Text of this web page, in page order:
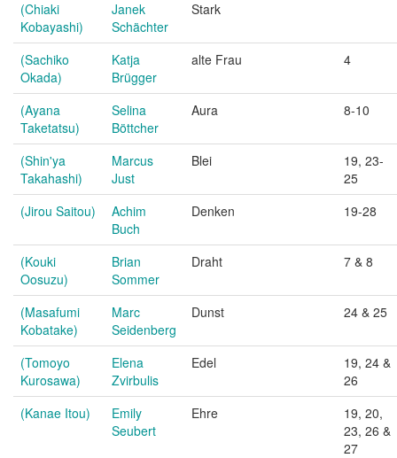
(Chiaki
Kobayashi)
Janek
Schächter
Stark
(Sachiko
Okada)
Katja
Brügger
alte Frau 4
(Ayana
Taketatsu)
Selina
Böttcher
Aura 8-10
(Shin'ya
Takahashi)
Marcus
Just
Blei
19, 23-
25
(Jirou Saitou)
Achim
Buch
Denken 19-28
(Kouki
Oosuzu)
Brian
Sommer
Draht 7 & 8
(Masafumi
Kobatake)
Marc
Seidenberg
Dunst 24 & 25
(Tomoyo
Kurosawa)
Elena
Zvirbulis
Edel
19, 24 &
26
(Kanae Itou)
Emily
Seubert
Ehre
19, 20,
23, 26 &
27